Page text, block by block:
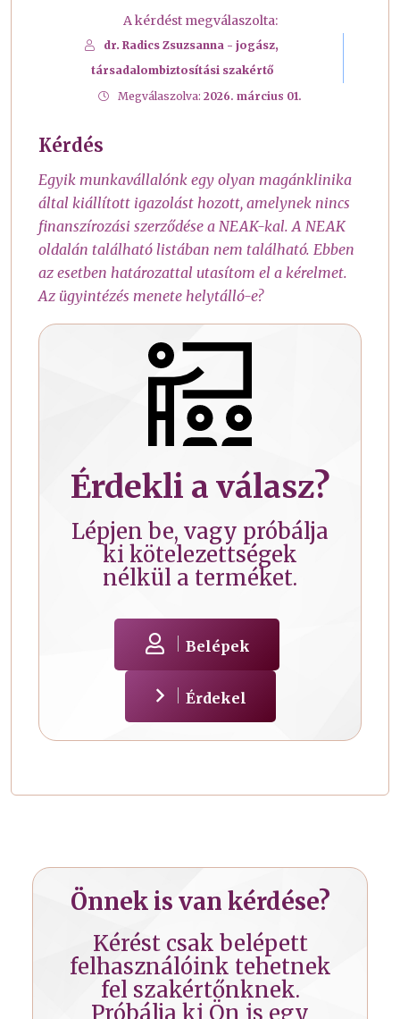
A kérdést megválaszolta:
dr. Radics Zsuzsanna - jogász,
társadalombiztosítási szakértő
Megválaszolva: 2026. március 01.
Kérdés
Egyik munkavállalónk egy olyan magánklinika
által kiállított igazolást hozott, amelynek nincs
finanszírozási szerződése a NEAK-kal. A NEAK
oldalán található listában nem található. Ebben
az esetben határozattal utasítom el a kérelmet.
Az ügyintézés menete helytálló-e?
Érdekli a válasz?
Lépjen be, vagy próbálja
ki kötelezettségek
nélkül a terméket.
Belépek
Érdekel
Önnek is van kérdése?
Kérést csak belépett
felhasználóink tehetnek
fel szakértőnknek.